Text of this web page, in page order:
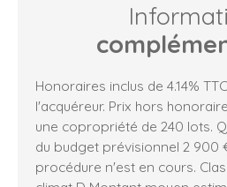
Honoraires inclus de 4.14%
l'acquéreur. Prix hors
une copropriété de 240 lots.
du budget prévisionnel 2 900
procédure n'est en cours.